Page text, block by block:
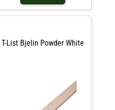
T-List Bjelin Powder White